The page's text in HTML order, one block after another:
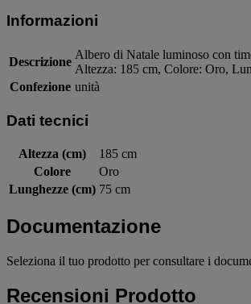
Informazioni
Descrizione
Albero di Natale luminoso con
Altezza: 185 cm, Colore: Oro,
Confezione unità
Dati tecnici
Altezza (cm)
185 cm
Colore
Oro
Lunghezze (cm) 75 cm
Documentazione
Seleziona il tuo prodotto per consultare i
Recensioni Prodotto